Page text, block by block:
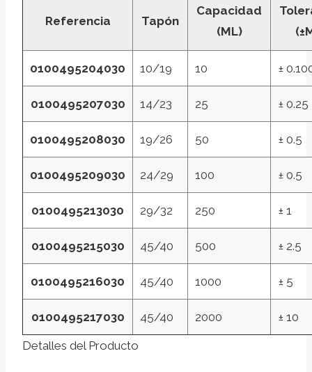
Referencia Tapón
Capacidad
(ML)
0100495204030 10/19 10 ±
0100495207030 14/23 25 ± 0.25
0100495208030 19/26 50 ± 0.5
0100495209030 24/29 100 ± 0.5
0100495213030 29/32 250 ± 1
0100495215030 45/40 500 ± 2.5
0100495216030 45/40 1000 ± 5
0100495217030 45/40 2000 ± 10
Detalles del Producto